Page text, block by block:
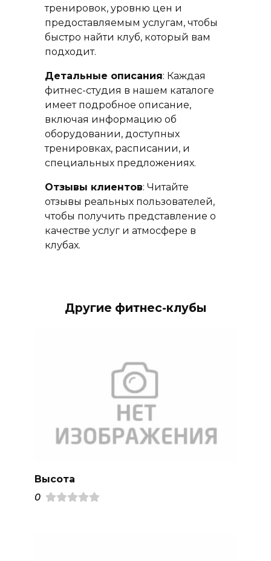
тренировок, уровню цен и
предоставляемым услугам, чтобы
быстро найти клуб, который вам
подходит.
Детальные описания: Каждая
фитнес-студия в нашем каталоге
имеет подробное описание,
включая информацию об
оборудовании, доступных
тренировках, расписании, и
специальных предложениях.
Отзывы клиентов: Читайте
отзывы реальных пользователей,
чтобы получить представление о
качестве услуг и атмосфере в
клубах.
Другие фитнес-клубы
Высота
0